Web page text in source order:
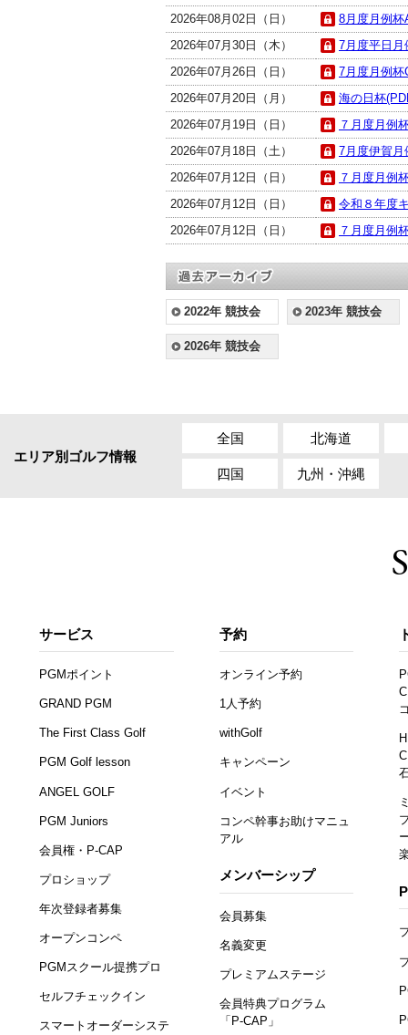
2026年08月02日（日）
8月度月例杯
2026年07月30日（木）
7月度平日月
2026年07月26日（日）
7月度月例杯
2026年07月20日（月）
海の日杯
2026年07月19日（日）
７月度月例
2026年07月18日（土）
7月度伊賀月
2026年07月12日（日）
７月度月例
2026年07月12日（日）
令和８年度
2026年07月12日（日）
７月度月例
2022年 競技会 2023年 競技会
2026年 競技会
エリア別ゴルフ情報
全国 北海道
四国 九州・沖縄
サービス
PGMポイント
GRAND PGM
The First Class Golf
PGM Golf lesson
ANGEL GOLF
PGM Juniors
会員権・P-CAP
プロショップ
年次登録者募集
オープンコンペ
PGMスクール提携プロ
セルフチェックイン
スマートオーダーシステ
予約
オンライン予約
1人予約
withGolf
キャンペーン
イベント
コンペ幹事お助けマニュ
アル
メンバーシップ
会員募集
名義変更
プレミアムステージ
会員特典プログラム
「P-CAP」